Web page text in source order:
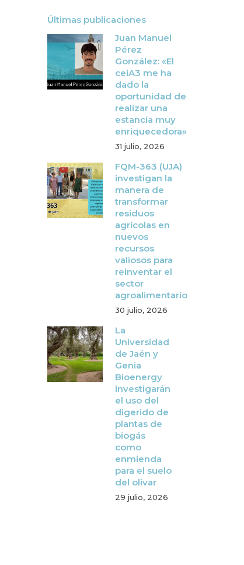
Últimas publicaciones
Juan Manuel
Pérez
González: «El
ceiA3 me ha
dado la
oportunidad de
realizar una
estancia muy
enriquecedora»
31 julio, 2026
FQM-363 (UJA)
investigan la
manera de
transformar
residuos
agrícolas en
nuevos
recursos
valiosos para
reinventar el
sector
agroalimentario
30 julio, 2026
La
Universidad
de Jaén y
Genia
Bioenergy
investigarán
el uso del
digerido de
plantas de
biogás
como
enmienda
para el suelo
del olivar
29 julio, 2026